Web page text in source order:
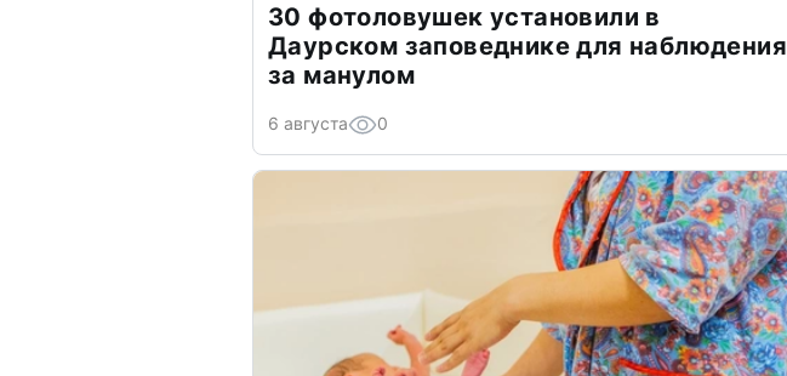
30 фотоловушек установили в
Даурском заповеднике для наблюдения
за манулом
6 августа 0